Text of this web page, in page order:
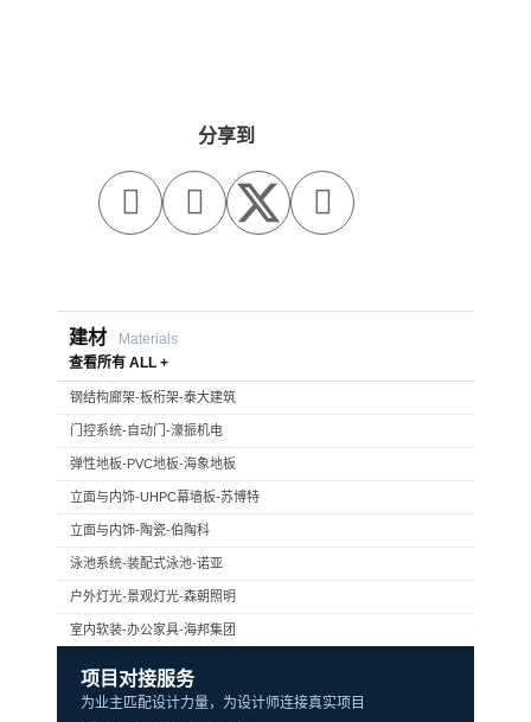
分享到
  
建材
Materials
查看所有 ALL +
钢结构廊架-板桁架-泰大建筑
门控系统-自动门-濠振机电
弹性地板-PVC地板-海象地板
立面与内饰-UHPC幕墙板-苏博特
立面与内饰-陶瓷-伯陶科
泳池系统-装配式泳池-诺亚
户外灯光-景观灯光-森朝照明
室内软装-办公家具-海邦集团
项目对接服务
为业主匹配设计力量，为设计师连接真实项目